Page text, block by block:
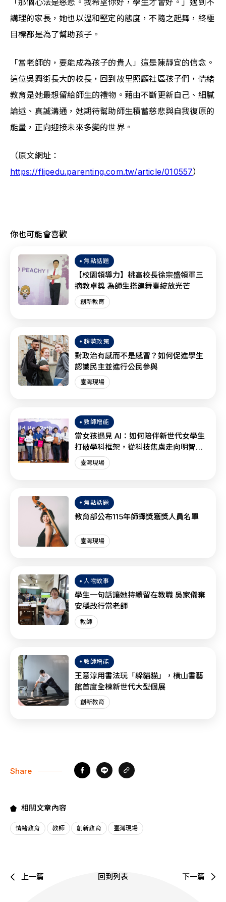
「那個心法是慈悲。我希望你好，學生才會好。」遇到不
講理的家長，她也以溫和堅定的態度，不隨之起舞，終極
目標都是為了幫助孩子。
「當老師的，要能成為孩子的貴人」這是陳靜宜的信念。
這位吳興街長大的校長，回到故里照顧社區孩子們，情緒
教育是她最想留給師生的禮物。藉由不斷更新自己、細膩
論述、真誠溝通，她期待幫助師生積蓄慈悲與自我復原的
能量，正向迎接未來多變的世界。
（原文網址：
https://flipedu.parenting.com.tw/article/010557）
你也可能會喜歡
焦點話題
【校園領導力】桃高校長徐宗盛領軍三
摘教卓獎 為師生搭建舞臺綻放光芒
創新教育
趨勢政策
對政治有感而不是感冒？如何促進學生
認識民主並進行公民參與
臺灣現場
教師增能
當女孩遇見 AI：如何陪伴新世代女學生
打破學科框架，從科技焦慮走向明智協
作？
臺灣現場
焦點話題
教育部公布115年師鐸獎獲獎人員名單
臺灣現場
人物故事
學生一句話讓她持續留在教職 吳家儀棄
安穩改行當老師
教師
教師增能
王意淳用書法玩「躲貓貓」，橫山書藝
館首度全棟新世代大型個展
創新教育
Share
相關文章內容
情緒教育 教師 創新教育 臺灣現場
上一篇 回到列表 下一篇